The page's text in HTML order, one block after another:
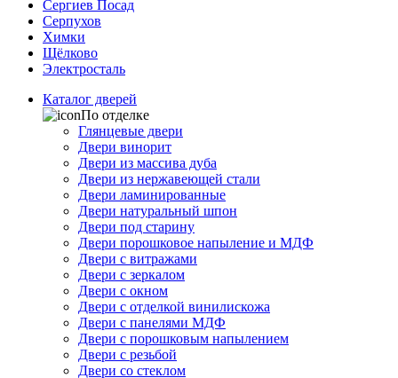
Сергиев Посад
Серпухов
Химки
Щёлково
Электросталь
Каталог дверей
По отделке
Глянцевые двери
Двери винорит
Двери из массива дуба
Двери из нержавеющей стали
Двери ламинированные
Двери натуральный шпон
Двери под старину
Двери порошковое напыление и МДФ
Двери с витражами
Двери с зеркалом
Двери с окном
Двери с отделкой винилискожа
Двери с панелями МДФ
Двери с порошковым напылением
Двери с резьбой
Двери со стеклом